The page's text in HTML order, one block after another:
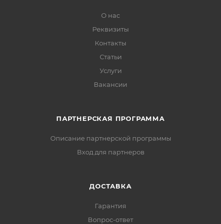
О нас
Реквизиты
Контакты
Статьи
Услуги
Вакансии
ПАРТНЕРСКАЯ ПРОГРАММА
Описание партнерской программы
Вход для партнеров
ДОСТАВКА
Гарантия
Вопрос-ответ